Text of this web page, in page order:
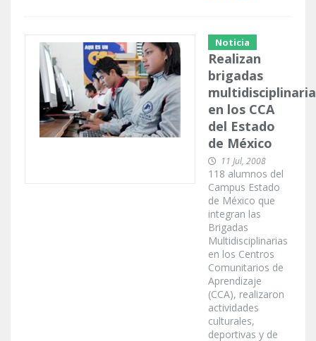
Noticia
Realizan
brigadas
en los CCA
del Estado
de México
11 Jul, 2008
118 alumnos del
Campus Estado
de México que
integran las
Brigadas
Multidisciplinarias
en los Centros
Comunitarios de
Aprendizaje
(CCA), realizaron
actividades
culturales,
deportivas y de